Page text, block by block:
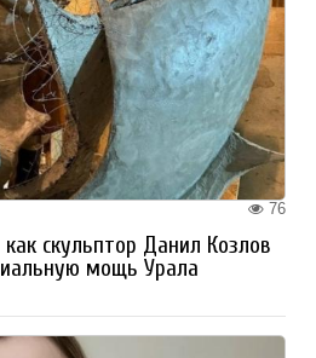
76
скульптор Данил Козлов
мощь Урала